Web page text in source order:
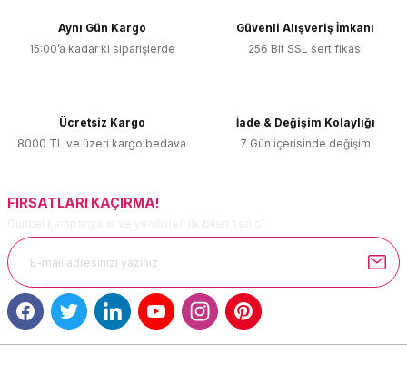
Ürün resmi kalitesiz, bozuk veya görüntülenemiyor.
Ürün fiyatı diğer sitelerden daha pahalı.
Bu ürüne benzer farklı alternatifler olmalı.
Aynı Gün Kargo
15:00’a kadar ki siparişlerde
Güvenli Alışveriş İmkanı
256 Bit SSL sertifikası
Ücretsiz Kargo
8000 TL ve üzeri kargo bedava
İade & Değişim Kolaylığı
7 Gün içerisinde değişim
FIRSATLARI KAÇIRMA!